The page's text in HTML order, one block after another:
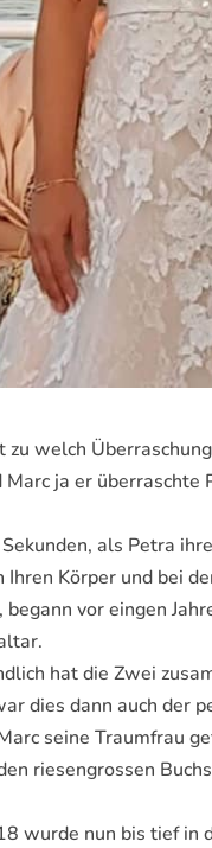
zu welch
Marc ja er
als Petra
Ihren Körper und bei
begann vor eingen
hat die Zwei
dies dann auch der
seine Traumfrau
riesengrossen
wurde nun bis tief in